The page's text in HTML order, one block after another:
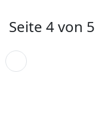
Seite 4 von 5